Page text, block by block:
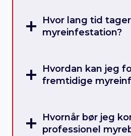
Hvor lang tid
myreinfestation?
Hvordan kan jeg
fremtidige
Hvornår bør jeg
professionel